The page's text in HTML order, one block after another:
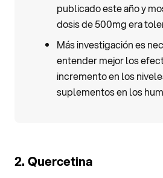
publicado este año y
dosis de 500mg era
Más investigación es
entender mejor los
incremento en los
suplementos en los
2. Quercetina